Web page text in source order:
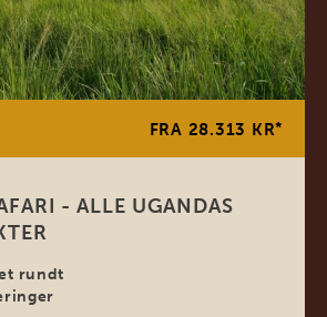
FRA 28.313 KR*
- ALLE UGANDAS
rundt